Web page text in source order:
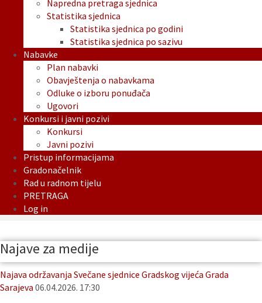
Napredna pretraga sjednica
Statistika sjednica
Statistika sjednica po godini
Statistika sjednica po sazivu
Nabavke
Plan nabavki
Obavještenja o nabavkama
Odluke o izboru ponuđača
Ugovori
Konkursi i javni pozivi
Konkursi
Javni pozivi
Pristup informacijama
Gradonačelnik
Rad u radnom tijelu
PRETRAGA
Log in
Najave za medije
Najava održavanja Svečane sjednice Gradskog vijeća Grada
Sarajeva 06.04.2026. 17:30